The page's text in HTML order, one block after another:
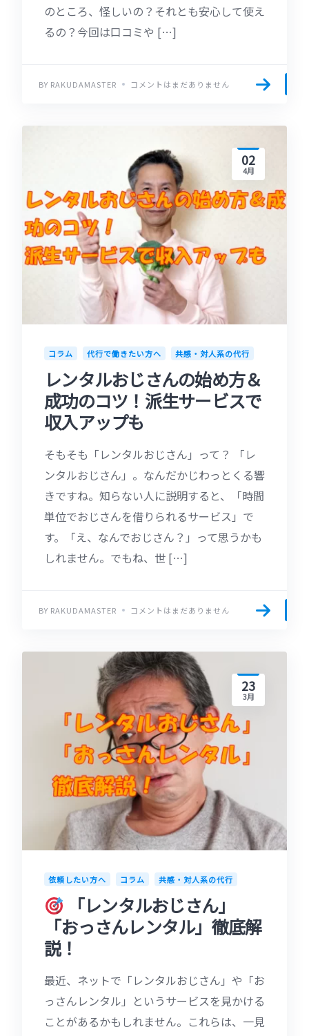
のところ、怪しいの？それとも安心して使え
るの？今回は口コミや […]
BY RAKUDAMASTER コメントはまだありません
02
4月
コラム 代行で働きたい方へ 共感・対人系の代行
レンタルおじさんの始め方＆
成功のコツ！派生サービスで
収入アップも
そもそも「レンタルおじさん」って？ 「レ
ンタルおじさん」。なんだかじわっとくる響
きですね。知らない人に説明すると、「時間
単位でおじさんを借りられるサービス」で
す。「え、なんでおじさん？」って思うかも
しれません。でもね、世 […]
BY RAKUDAMASTER コメントはまだありません
23
3月
依頼したい方へ コラム 共感・対人系の代行
「レンタルおじさん」
「おっさんレンタル」徹底解
説！
最近、ネットで「レンタルおじさん」や「お
っさんレンタル」というサービスを見かける
ことがあるかもしれません。これらは、一見